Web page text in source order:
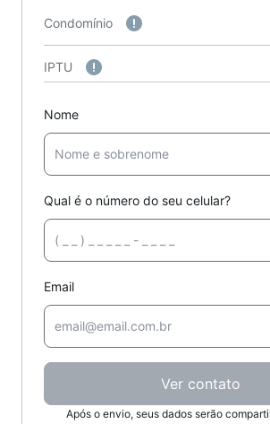
Condomínio
IPTU
Nome
Qual é o número do seu celular?
Email
Ver contato
Após o envio, seus dados serão